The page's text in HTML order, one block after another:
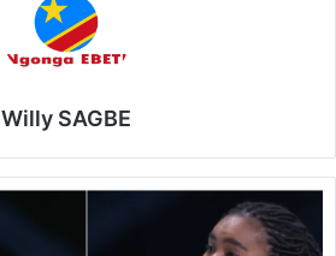
Willy SAGBE